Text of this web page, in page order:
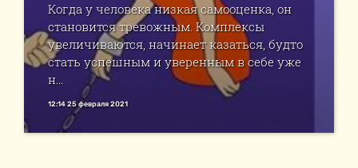
Когда у человека низкая самооценка, он
становится тревожным. Комплексы
увеличиваются, начинает казаться, будто
стать успешным и уверенным в себе уже
н...
12:14 25 февраля 2021